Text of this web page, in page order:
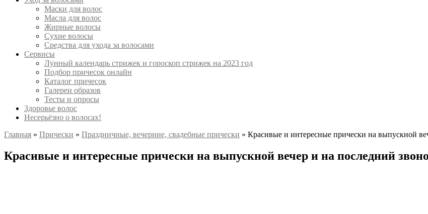
Маски для волос
Масла для волос
Жирные волосы
Сухие волосы
Средства для ухода за волосами
Сервисы
Лунный календарь стрижек и гороскоп стрижек на 2023 год
Подбор причесок онлайн
Каталог причесок
Галереи образов
Тесты и опросы
Здоровье волос
Несерьёзно о волосах!
Главная » Прически » Праздничные, вечерние, свадебные прически » Красивые и интересные прически на выпускной
Красивые и интересные прически на выпускной вечер и на последний